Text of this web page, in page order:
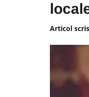
Articol